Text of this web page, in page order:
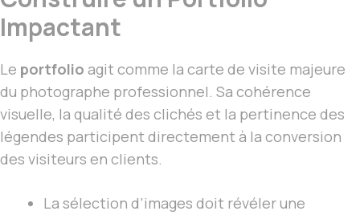
Impactant
Le portfolio agit comme la carte de visite majeure
du photographe professionnel. Sa cohérence
visuelle, la qualité des clichés et la pertinence des
légendes participent directement à la conversion
des visiteurs en clients.
La sélection d’images doit révéler une